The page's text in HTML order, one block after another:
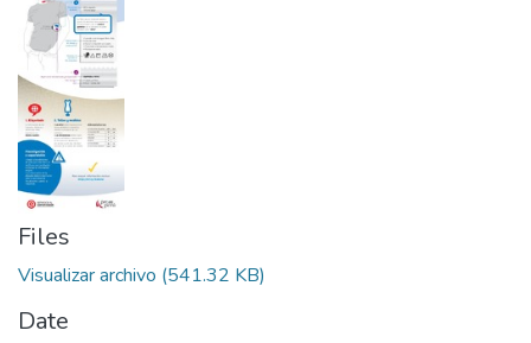
Files
Visualizar archivo (541.32 KB)
Date